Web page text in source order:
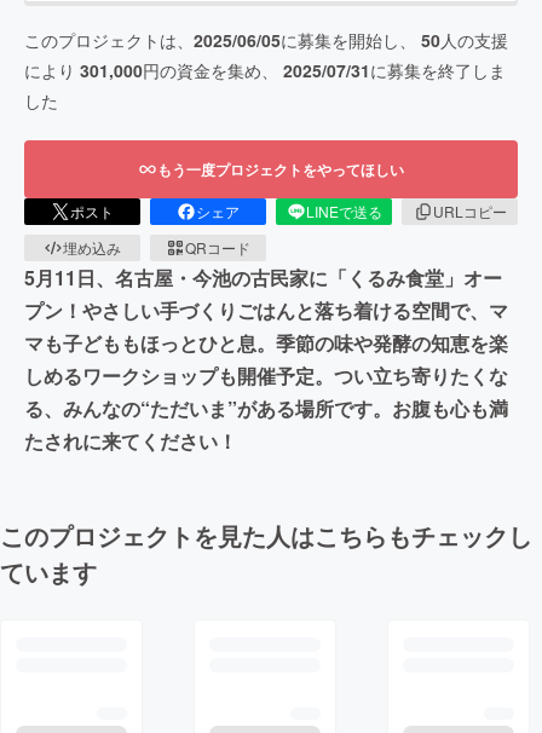
このプロジェクトは、 2025/06/05に募集を開始し、 50人の支援
により 301,000円の資金を集め、 2025/07/31に募集を終了しま
した
もう一度プロジェクトをやってほしい
ポスト シェア LINEで送る
URLコピー
埋め込み
QRコード
5月11日、名古屋・今池の古民家に「くるみ食堂」オー
プン！やさしい手づくりごはんと落ち着ける空間で、マ
マも子どももほっとひと息。季節の味や発酵の知恵を楽
しめるワークショップも開催予定。つい立ち寄りたくな
る、みんなの“ただいま”がある場所です。お腹も心も満
たされに来てください！
このプロジェクトを見た人はこちらもチェックし
ています